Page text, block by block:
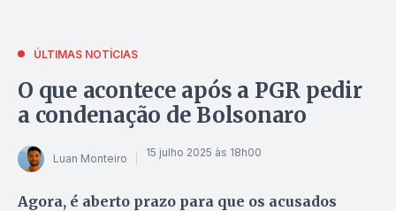
ÚLTIMAS NOTÍCIAS
O que acontece após a PGR pedir
a condenação de Bolsonaro
Luan Monteiro 15 julho 2025 às 18h00
Agora, é aberto prazo para que os acusados